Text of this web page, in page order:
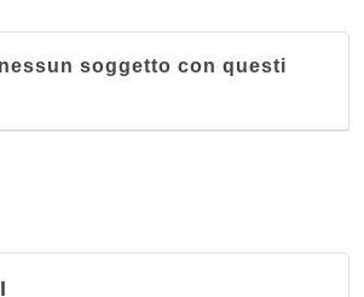
soggetto con questi